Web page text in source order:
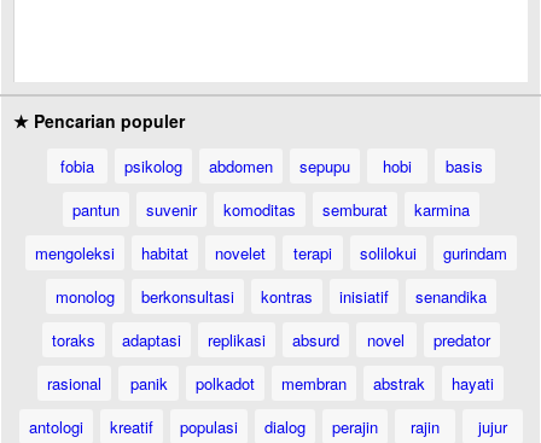
★ Pencarian populer
fobia psikolog abdomen sepupu hobi
basis
pantun
suvenir komoditas semburat
karmina
mengoleksi
habitat novelet terapi solilokui
gurindam
monolog
berkonsultasi kontras inisiatif
senandika
toraks
adaptasi replikasi absurd novel
predator
rasional
panik polkadot membran abstrak
hayati
antologi
kreatif populasi dialog perajin rajin
jujur